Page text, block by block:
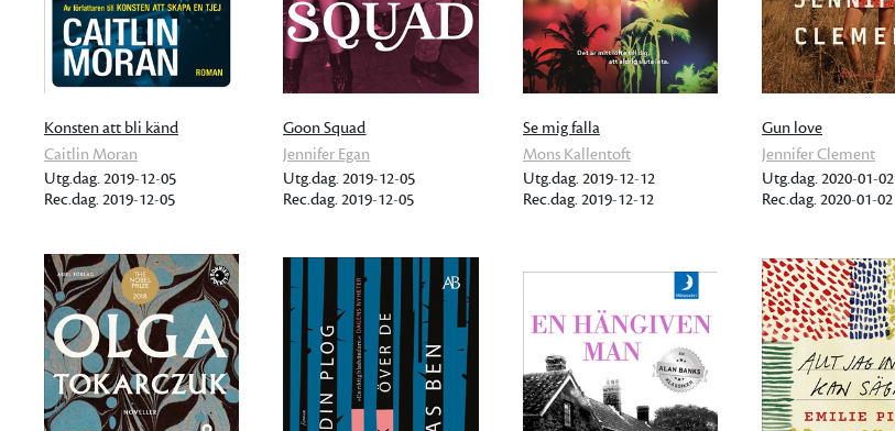
Konsten att bli känd
Caitlin Moran
Utg.dag. 2019-12-05
Rec.dag. 2019-12-05
Goon Squad
Jennifer Egan
Utg.dag. 2019-12-05
Rec.dag. 2019-12-05
Se mig falla
Mons Kallentoft
Utg.dag. 2019-12-12
Rec.dag. 2019-12-12
Gun love
Jennifer Clement
Utg.dag. 2020-01-02
Rec.dag. 2020-01-02